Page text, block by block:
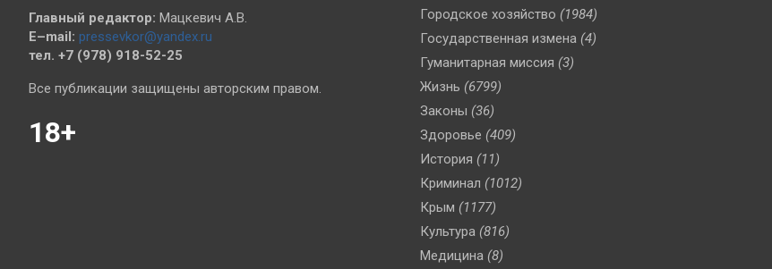
Главный редактор: Мацкевич А.В.
E–mail: pressevkor@yandex.ru
тел. +7 (978) 918-52-25
Все публикации защищены авторским правом.
18+
Городское хозяйство (1984)
Государственная измена (4)
Гуманитарная миссия (3)
Жизнь (6799)
Законы (36)
Здоровье (409)
История (11)
Криминал (1012)
Крым (1177)
Культура (816)
Медицина (8)